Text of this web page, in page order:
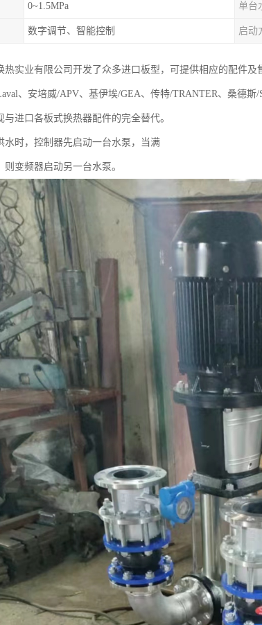
0~1.5MPa 单台
数字调节、智能控制 启动
热实业有限公司开发了众多进口板型，可提供相应的配件
、安培威/APV、基伊埃/GEA、传特/TRANTER、桑德斯
与进口各板式换热器配件的完全替代。
水时，控制器先启动一台水泵，当满
则变频器启动另一台水泵。